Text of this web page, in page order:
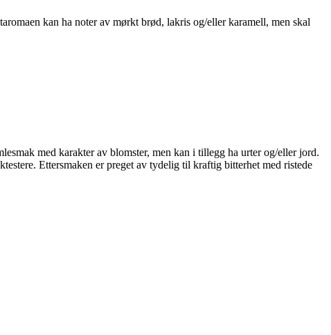
kan ha noter av mørkt brød, lakris og/eller karamell, men skal
med karakter av blomster, men kan i tillegg ha urter og/eller jord.
Ettersmaken er preget av tydelig til kraftig bitterhet med ristede